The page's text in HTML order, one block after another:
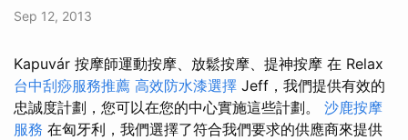
Sep 12, 2013
Kapuvár 按摩師運動按摩、放鬆按摩、提神按摩 在 Relax
台中刮痧服務推薦 高效防水漆選擇 Jeff，我們提供有效的
忠誠度計劃，您可以在您的中心實施這些計劃。 沙鹿按摩
服務 在匈牙利，我們選擇了符合我們要求的供應商來提供